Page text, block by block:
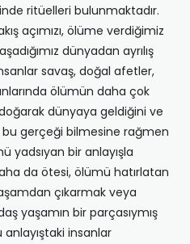
ritüelleri bulunmaktadır.
açımızı, ölüme verdiğimiz
dünyadan ayrılış
savaş, doğal afetler,
ölümün daha çok
dünyaya geldiğini ve
gerçeği bilmesine rağmen
yadsıyan bir anlayışla
da ötesi, ölümü hatırlatan
çıkarmak veya
yaşamın bir parçasıymış
insanlar